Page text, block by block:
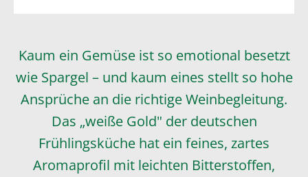
Kaum ein Gemüse ist so emotional besetzt
wie Spargel – und kaum eines stellt so hohe
Ansprüche an die richtige Weinbegleitung.
Das „weiße Gold" der deutschen
Frühlingsküche hat ein feines, zartes
Aromaprofil mit leichten Bitterstoffen,